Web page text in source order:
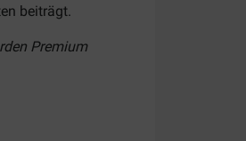
beiträgt.
Premium